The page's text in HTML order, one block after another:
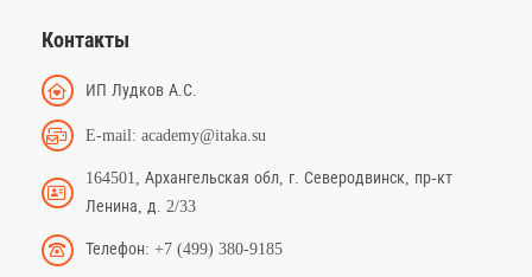
Контакты
ИП Лудков А.С.
E-mail: academy@itaka.su
164501, Архангельская обл, г. Северодвинск, пр-кт
Ленина, д. 2/33
Телефон: +7 (499) 380-9185